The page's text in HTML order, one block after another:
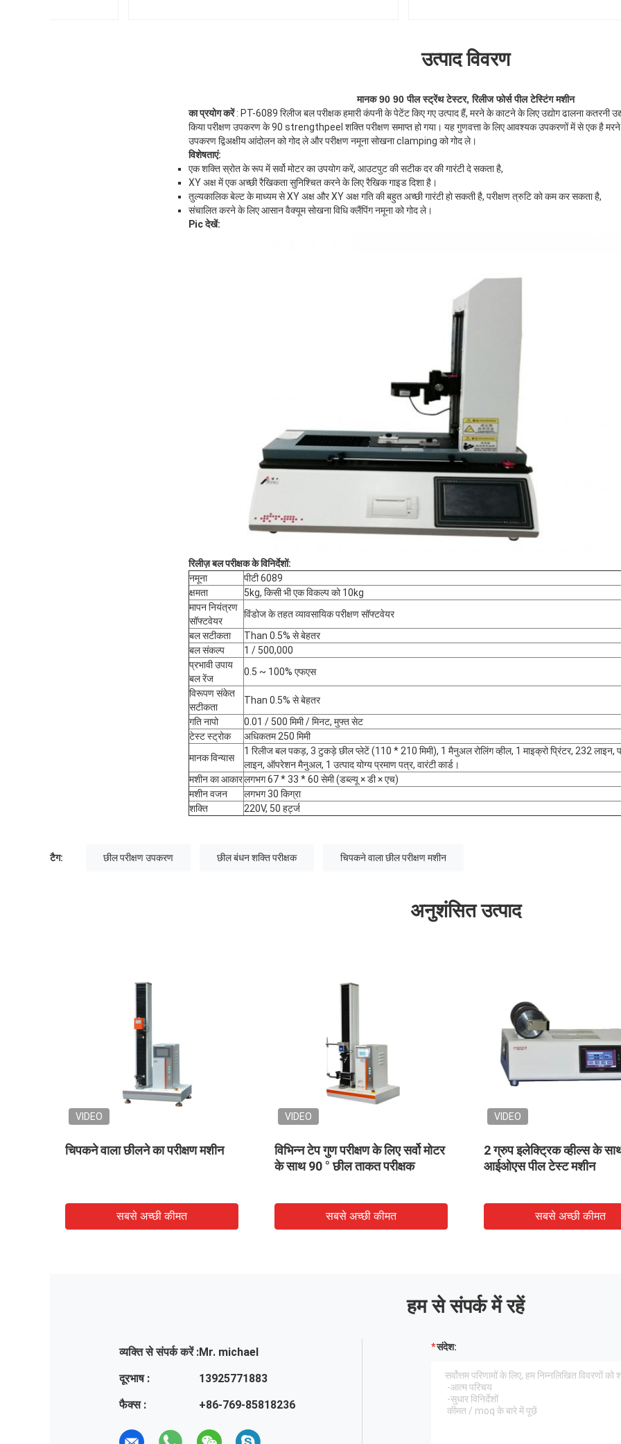
उत्पाद विवरण
मानक 90 90 पील स्ट्रेंथ टेस्टर, रिलीज फोर्स पील टेस्टिंग मशीन
का प्रयोग करें: PT-6089 रिलीज बल परीक्षक हमारी कंपनी के पेटेंट किए गए उत्पाद हैं, मरने के काटने के लिए उद्योग ढालना कतरनी
किया परीक्षण उपकरण के 90 strengthpeel शक्ति परीक्षण समाप्त हो गया। यह गुणवत्ता के लिए आवश्यक उपकरणों में से एक है
उपकरण द्विअक्षीय आंदोलन को गोद ले और परीक्षण नमूना सोखना clamping को गोद ले।
विशेषताएं:
एक शक्ति स्रोत के रूप में सर्वो मोटर का उपयोग करें, आउटपुट की सटीक दर की गारंटी दे सकता है,
XY अक्ष में एक अच्छी रैखिकता सुनिश्चित करने के लिए रैखिक गाइड दिशा है।
तुल्यकालिक बेल्ट के माध्यम से XY अक्ष और XY अक्ष गति की बहुत अच्छी गारंटी हो सकती है, परीक्षण त्रुटि को कम कर सकता है,
संचालित करने के लिए आसान वैक्यूम सोखना विधि क्लैंपिंग नमूना को गोद ले।
Pic देखें:
रिलीज़ बल परीक्षक के विनिर्देशों:
नमूना
पीटी 6089
क्षमता
5kg, किसी भी एक विकल्प को 10kg
मापन नियंत्रण
सॉफ्टवेयर
विंडोज के तहत व्यावसायिक परीक्षण सॉफ्टवेयर
बल सटीकता
Than 0.5% से बेहतर
बल संकल्प
1 / 500,000
प्रभावी उपाय
बल रेंज
0.5 ~ 100% एफएस
विरूपण संकेत
सटीकता
Than 0.5% से बेहतर
गति नापो
0.01 / 500 मिमी / मिनट, मुफ्त सेट
टेस्ट स्ट्रोक
अधिकतम 250 मिमी
मानक विन्यास
1 रिलीज बल पकड़, 3 टुकड़े छील प्लेटें (110 * 210 मिमी), 1 मैनुअल रोलिंग व्हील, 1 माइक्रो प्रिंटर, 232 लाइन,
लाइन, ऑपरेशन मैनुअल, 1 उत्पाद योग्य प्रमाण पत्र, वारंटी कार्ड।
मशीन का आकारलगभग 67 * 33 * 60 सेमी (डब्ल्यू × डी × एच)
मशीन वजन
लगभग 30 किग्रा
शक्ति
220V, 50 हर्ट्ज
टैग: छील परीक्षण उपकरण छील बंधन शक्ति परीक्षक चिपकने वाला छील परीक्षण मशीन
अनुशंसित उत्पाद
2 ग्रुप इलेक्ट्रिक व्हील्स के साथ
सबसे अच्छी कीमत
180 डिग्री पील आसंजन परीक्षक
30000 मिमी प्रति मिनट
सबसे अच्छी कीमत
GBT 2792 इलेक्ट्रिक प्रेस रोलर
रोलिंग व्हील 2 समूह
सबसे अच्छी कीमत
हम से संपर्क में रहें
व्यक्ति से संपर्क करें :Mr. michael
दूरभाष :
13925771883
फैक्स :
+86-769-85818236
संदेश: